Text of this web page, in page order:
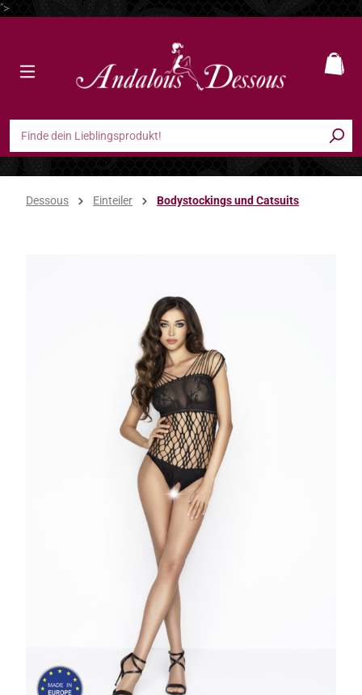
">
Dessous Einteiler Bodystockings und Catsuits